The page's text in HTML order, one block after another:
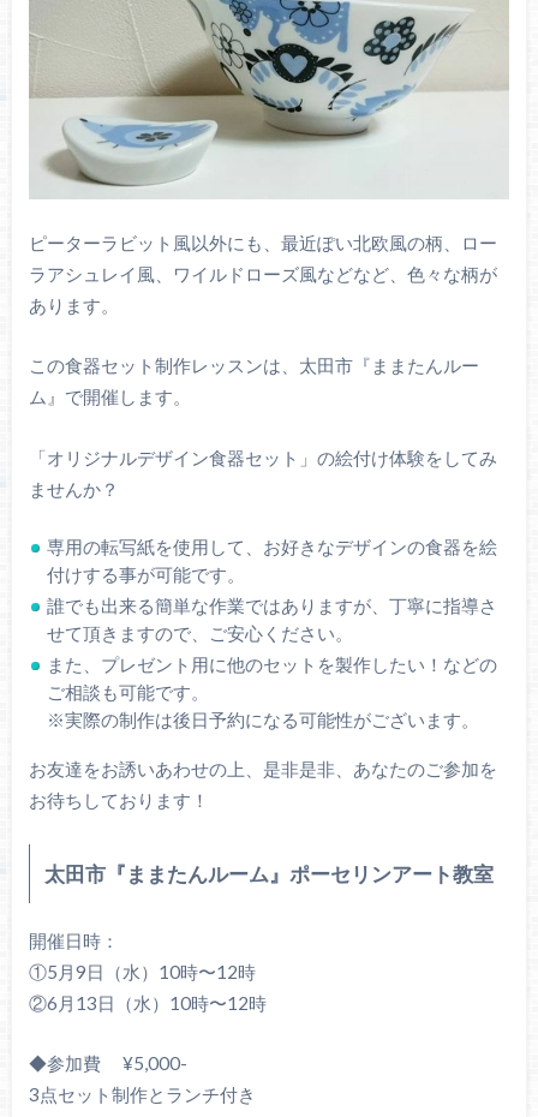
ピーターラビット風以外にも、最近ぽい北欧風の柄、ロー
ラアシュレイ風、ワイルドローズ風などなど、色々な柄が
あります。
この食器セット制作レッスンは、太田市『ままたんルー
ム』で開催します。
「オリジナルデザイン食器セット」の絵付け体験をしてみ
ませんか？
専用の転写紙を使用して、お好きなデザインの食器を絵
付けする事が可能です。
誰でも出来る簡単な作業ではありますが、丁寧に指導さ
せて頂きますので、ご安心ください。
また、プレゼント用に他のセットを製作したい！などの
ご相談も可能です。
※実際の制作は後日予約になる可能性がございます。
お友達をお誘いあわせの上、是非是非、あなたのご参加を
お待ちしております！
太田市『ままたんルーム』ポーセリンアート教室
開催日時：
①5月9日（水）10時〜12時
②6月13日（水）10時〜12時
◆参加費 ¥5,000-
3点セット制作とランチ付き